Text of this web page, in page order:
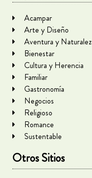
Acampar
Arte y Diseño
Aventura y
Bienestar
Cultura y Herencia
Familiar
Gastronomía
Negocios
Religioso
Romance
Sustentable
Otros Sitios